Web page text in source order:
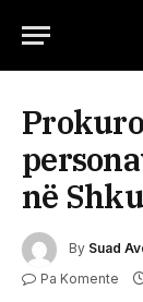
në
By Suad
Pa Komente